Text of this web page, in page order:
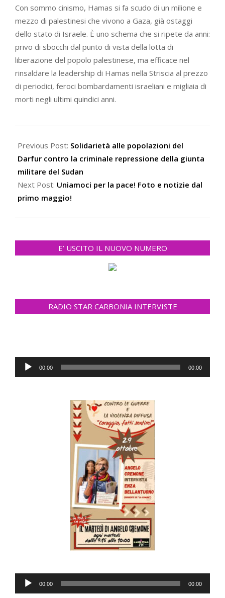
Con sommo cinismo, Hamas si fa scudo di un milione e
mezzo di palestinesi che vivono a Gaza, già ostaggi
dello stato di Israele. È uno schema che si ripete da anni:
privo di sbocchi dal punto di vista della lotta di
liberazione del popolo palestinese, ma efficace nel
rinsaldare la leadership di Hamas nella Striscia al prezzo
di periodici, feroci bombardamenti israeliani e migliaia di
morti negli ultimi quindici anni.
05-
02
Previous Post: Solidarietà alle popolazioni del
Darfur contro la criminale repressione della giunta
militare del Sudan
Next Post: Uniamoci per la pace! Foto e notizie dal
primo maggio!
E’ USCITO IL NUOVO NUMERO
RADIO STAR CARBONIA INTERVISTE
Audio
Player
00:00 00:00
Audio
Player
00:00 00:00